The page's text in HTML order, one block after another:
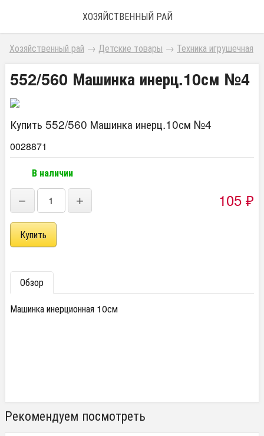
ХОЗЯЙСТВЕННЫЙ РАЙ
Хозяйственный рай → Детские товары → Техника игрушечная
552/560 Машинка инерц.10см №4
Купить 552/560 Машинка инерц.10см №4
0028871
В наличии
− + 105 ₽
Обзор
Машинка инерционная 10см
Рекомендуем посмотреть